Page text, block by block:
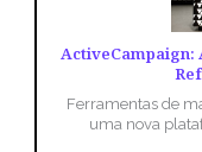
Ferramentas de
uma nova